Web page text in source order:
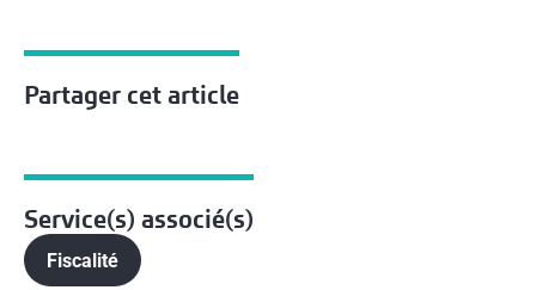
Service(s) associé(s)
Fiscalité
Partager cet article